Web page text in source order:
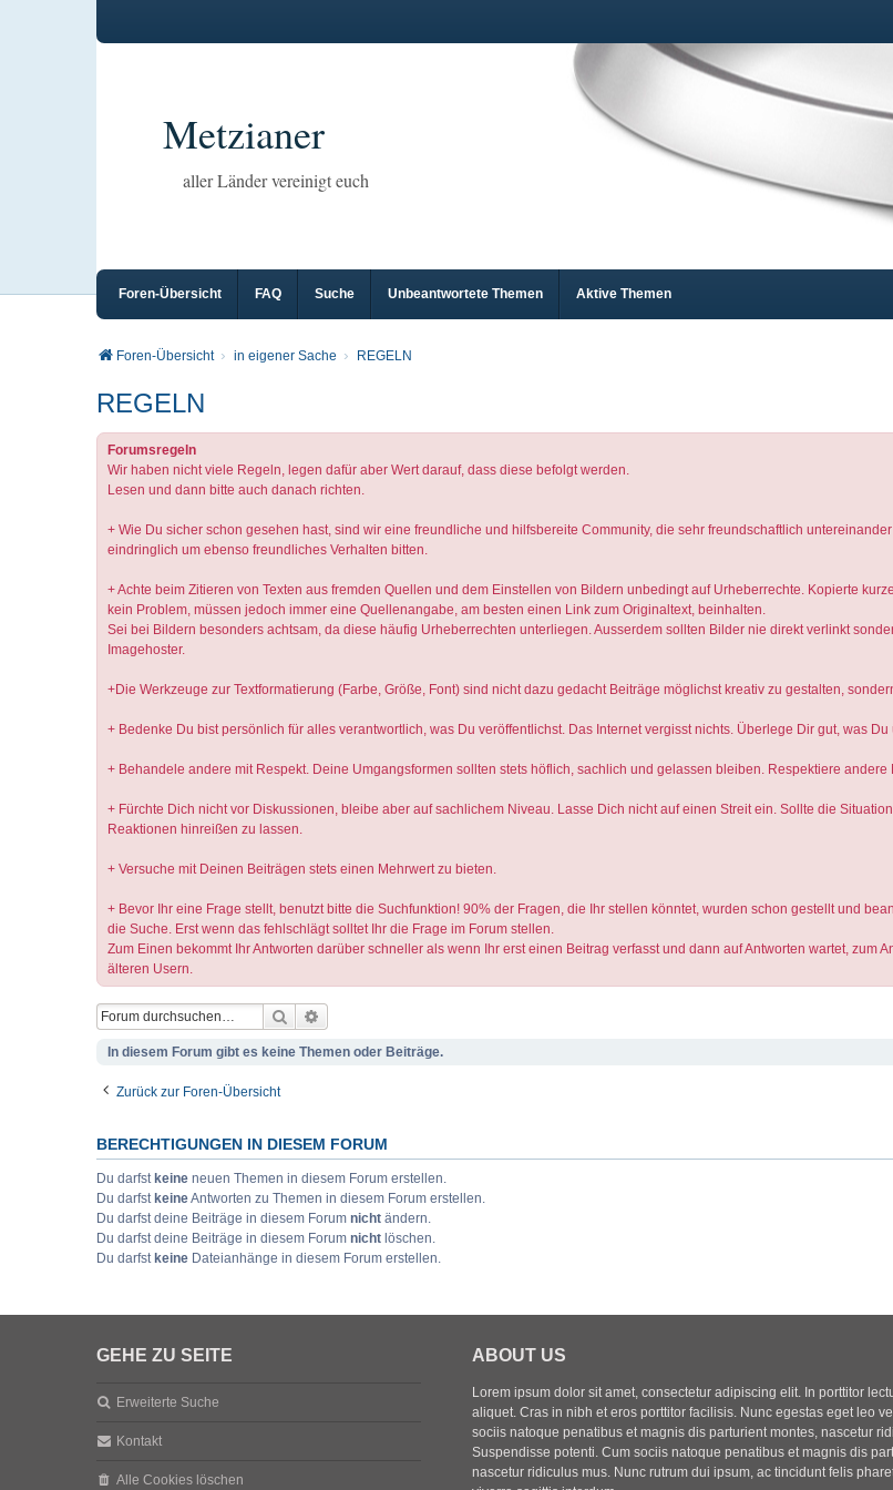
Metzianer
aller Länder vereinigt euch
Foren-Übersicht FAQ Suche Unbeantwortete Themen Aktive Themen
Foren-Übersicht in eigener Sache REGELN
REGELN
Forumsregeln
Wir haben nicht viele Regeln, legen dafür aber Wert darauf, dass diese befolgt werden.
Lesen und dann bitte auch danach richten.
+ Wie Du sicher schon gesehen hast, sind wir eine freundliche und hilfsbereite Community, die sehr freundschaftlich
eindringlich um ebenso freundliches Verhalten bitten.
+ Achte beim Zitieren von Texten aus fremden Quellen und dem Einstellen von Bildern unbedingt auf Urheberrechte. Kopierte
kein Problem, müssen jedoch immer eine Quellenangabe, am besten einen Link zum Originaltext, beinhalten.
Sei bei Bildern besonders achtsam, da diese häufig Urheberrechten unterliegen. Ausserdem sollten Bilder nie direkt verlinkt
Imagehoster.
+Die Werkzeuge zur Textformatierung (Farbe, Größe, Font) sind nicht dazu gedacht Beiträge möglichst kreativ zu gestalten,
+ Bedenke Du bist persönlich für alles verantwortlich, was Du veröffentlichst. Das Internet vergisst nichts. Überlege Dir gut, was
+ Behandele andere mit Respekt. Deine Umgangsformen sollten stets höflich, sachlich und gelassen bleiben. Respektiere
+ Fürchte Dich nicht vor Diskussionen, bleibe aber auf sachlichem Niveau. Lasse Dich nicht auf einen Streit ein. Sollte die
Reaktionen hinreißen zu lassen.
+ Versuche mit Deinen Beiträgen stets einen Mehrwert zu bieten.
+ Bevor Ihr eine Frage stellt, benutzt bitte die Suchfunktion! 90% der Fragen, die Ihr stellen könntet, wurden schon gestellt und
die Suche. Erst wenn das fehlschlägt solltet Ihr die Frage im Forum stellen.
Zum Einen bekommt Ihr Antworten darüber schneller als wenn Ihr erst einen Beitrag verfasst und dann auf Antworten wartet, zum
älteren Usern.
Suche
In diesem Forum gibt es keine Themen oder Beiträge.
Zurück zur Foren-Übersicht
BERECHTIGUNGEN IN DIESEM FORUM
Du darfst keine neuen Themen in diesem Forum erstellen.
Du darfst keineAntworten zu Themen in diesem Forum erstellen.
Du darfst deine Beiträge in diesem Forum nicht ändern.
Du darfst deine Beiträge in diesem Forum nicht löschen.
Du darfst keine Dateianhänge in diesem Forum erstellen.
GEHE ZU SEITE
Erweiterte Suche
Kontakt
Alle Cookies löschen
ABOUT US
Lorem ipsum dolor sit amet, consectetur adipiscing elit. In porttitor
aliquet. Cras in nibh et eros porttitor facilisis. Nunc egestas eget leo
sociis natoque penatibus et magnis dis parturient montes, nascetur
Suspendisse potenti. Cum sociis natoque penatibus et magnis dis
nascetur ridiculus mus. Nunc rutrum dui ipsum, ac tincidunt felis